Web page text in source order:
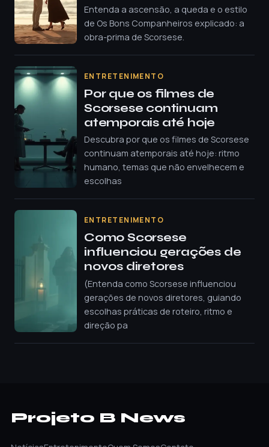
Entenda a ascensão, a queda e o estilo
de Os Bons Companheiros explicado: a
obra-prima de Scorsese.
ENTRETENIMENTO
Por que os filmes de
Scorsese continuam
atemporais até hoje
Descubra por que os filmes de Scorsese
continuam atemporais até hoje: ritmo
humano, temas que não envelhecem e
escolhas
ENTRETENIMENTO
Como Scorsese
influenciou gerações de
novos diretores
(Entenda como Scorsese influenciou
gerações de novos diretores, guiando
escolhas práticas de roteiro, ritmo e
direção pa
Projeto B News